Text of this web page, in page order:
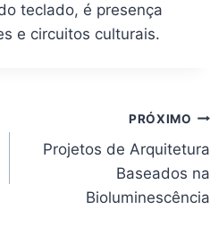
teclado, é presença
e circuitos culturais.
PRÓXIMO
Projetos de Arquitetura
Baseados na
Bioluminescência